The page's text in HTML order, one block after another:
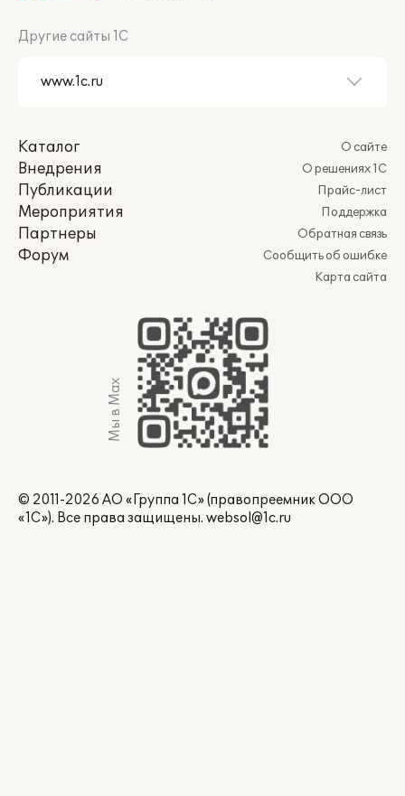
Другие сайты 1С
Каталог
Внедрения
Публикации
Мероприятия
Партнеры
Форум
О сайте
О решениях 1С
Прайс-лист
Поддержка
Обратная связь
Сообщить об ошибке
Карта сайта
Мы в Max
© 2011-2026 АО «Группа 1С» (правопреемник ООО
«1С»). Все права защищены. websol@1c.ru